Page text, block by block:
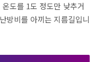
도를 1도 정도만 낮추거
방비를 아끼는 지름길입니